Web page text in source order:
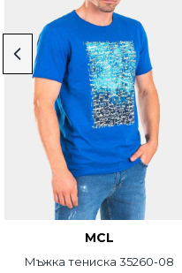
MCL
Мъжка тениска 35260-08